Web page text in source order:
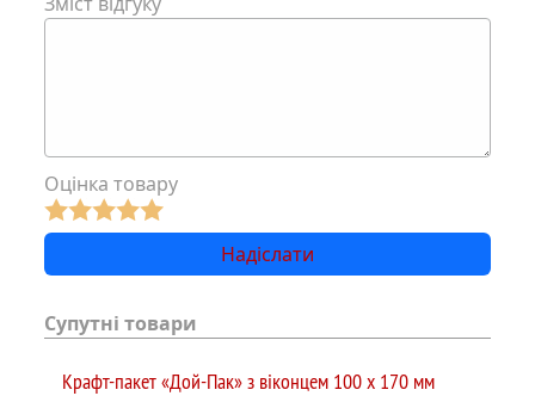
Оцінка товару
Супутні товари
Крафт-пакет «Дой-Пак» з віконцем 100 х 170 мм